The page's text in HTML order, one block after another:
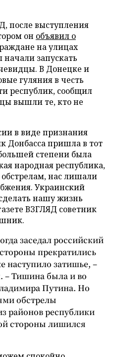
после выступления
он объявил о
на улицах
начали запускать
В Донецке и
гуляния в честь
республик, сообщил
вышли те, кто не
в виде признания
Донбасса пришла в тот
степени была
народная республика,
нас лишали
Украинский
нашу жизнь
ВЗГЛЯД советник
заседал российский
прекратились
наступило затишье, –
– Тишина была и во
Путина. Но
обстрелы
районов республики
стороны лишился